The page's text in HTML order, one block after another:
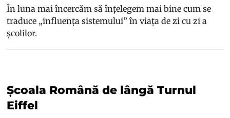
În luna mai încercăm să înțelegem mai bine cum se
traduce „influența sistemului” în viața de zi cu zi a
școlilor.
Școala Română de lângă Turnul
Eiffel